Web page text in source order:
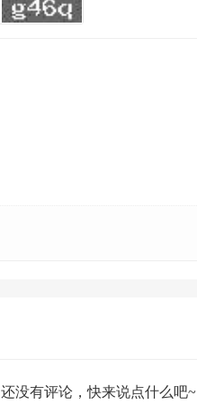
还没有评论，快来说点什么吧~